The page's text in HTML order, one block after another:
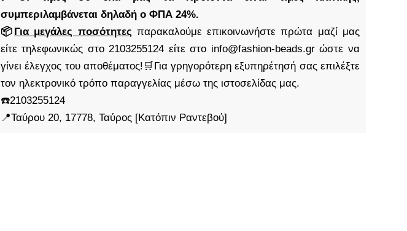
συμπεριλαμβάνεται δηλαδή ο ΦΠΑ 24%.
📦 Για μεγάλες ποσότητες παρακαλούμε επικοινωνήστε πρώτα μαζί μας
είτε τηλεφωνικώς στο 2103255124 είτε στο info@fashion-beads.gr ώστε να
γίνει έλεγχος του αποθέματος!🛒Για γρηγορότερη εξυπηρέτησή σας επιλέξτε
τον ηλεκτρονικό τρόπο παραγγελίας μέσω της ιστοσελίδας μας.
☎️2103255124
📍Ταύρου 20, 17778, Ταύρος [Κατόπιν Ραντεβού]